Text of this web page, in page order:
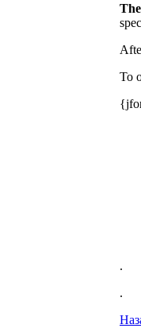
To
.
.